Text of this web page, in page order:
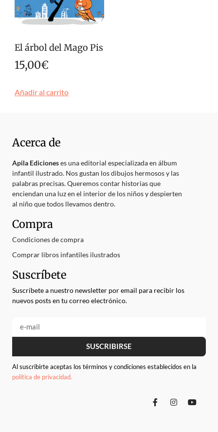
El árbol del Mago Pis
15,00€
Añadir al carrito
Acerca de
Apila Edicioneses una editorial especializada en álbum
infantil ilustrado. Nos gustan los dibujos hermosos y las
palabras precisas. Queremos contar historias que
enciendan una luz en el interior de los niños y despierten
al niño que todos llevamos dentro.
Compra
Condiciones de compra
Comprar libros infantiles ilustrados
Suscríbete
Suscríbete a nuestro newsletter por email para recibir los
nuevos posts en tu correo electrónico.
SUSCRIBIRSE
Al suscribirte aceptas los términos y condiciones establecidos en la
política de privacidad.